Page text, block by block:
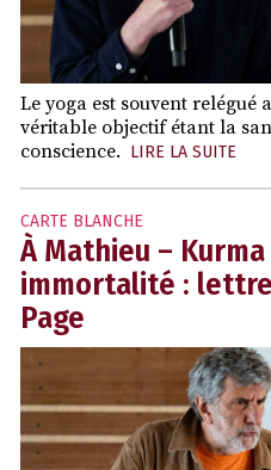
Le yoga est souvent relégué
véritable objectif étant la
conscience. LIRE LA SUITE
CARTE BLANCHE
À Mathieu –
immortalité :
Page